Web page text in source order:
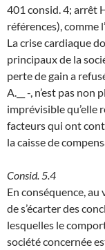
401 consid. 4; arrêt
références), comme
La crise cardiaque
principaux de la
perte de gain a
A.__ -, n’est pas
imprévisible qu’elle
facteurs qui ont
la caisse de
Consid. 5.4
En conséquence, au
de s’écarter des
lesquelles le
société concernée